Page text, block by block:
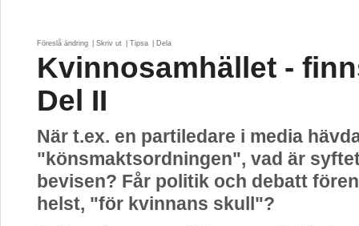
Föreslå ändring Skriv ut Tipsa Dela
Kvinnosamhället -
Del II
När t.ex. en partiledare i media
"könsmaktsordningen", vad är
bevisen? Får politik och debatt
helst, "för kvinnans skull"?